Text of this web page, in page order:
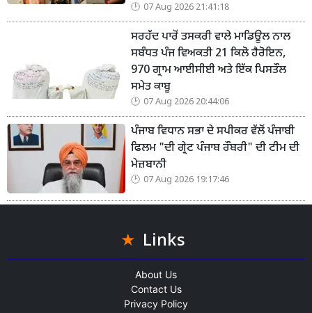
07 Aug 2026 21:41:18
ਸਰਹੱਦ ਪਾਰੋਂ ਤਸਕਰੀ ਵਾਲੇ ਮਾਡਿਊਲ ਨਾਲ
ਸਬੰਧਤ ਪੰਜ ਵਿਅਕਤੀ 21 ਕਿਲੋ ਹੈਰੋਇਨ,
970 ਗ੍ਰਾਮ ਆਈਸੀਈ ਅਤੇ ਇੱਕ ਪਿਸਤੌਲ
ਸਮੇਤ ਕਾਬੂ
07 Aug 2026 20:44:06
ਪੰਜਾਬ ਵਿਧਾਨ ਸਭਾ ਦੇ ਸਪੀਕਰ ਵੱਲੋਂ ਪੰਜਾਬੀ
ਫਿਲਮ "ਦੀ ਗ੍ਰੇਟ ਪੰਜਾਬ ਰੌਬਰੀ" ਦੀ ਟੀਮ ਦੀ
ਮੇਜ਼ਬਾਨੀ
07 Aug 2026 19:17:46
Links
About Us
Contact Us
Privacy Policy